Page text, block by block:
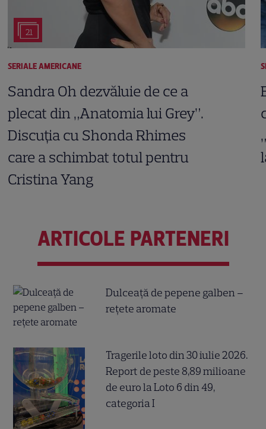
21
SERIALE AMERICANE
Sandra Oh dezvăluie de ce a
plecat din „Anatomia lui Grey”.
Discuția cu Shonda Rhimes
care a schimbat totul pentru
Cristina Yang
ARTICOLE PARTENERI
Dulceață de pepene galben –
rețete aromate
Tragerile loto din 30 iulie 2026.
Report de peste 8,89 milioane
de euro la Loto 6 din 49,
categoria I